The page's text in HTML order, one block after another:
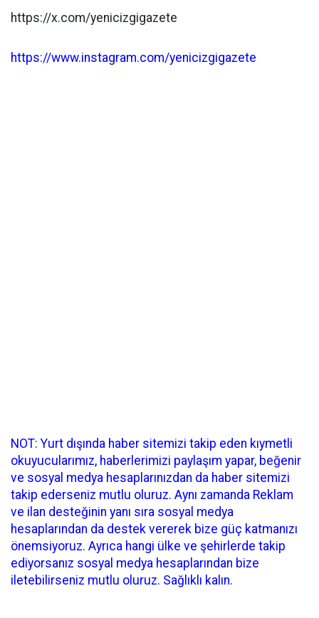
https://x.com/yenicizgigazete
https://www.instagram.com/yenicizgigazete
NOT: Yurt dışında haber sitemizi takip eden kıymetli
okuyucularımız, haberlerimizi paylaşım yapar, beğenir
ve sosyal medya hesaplarınızdan da haber sitemizi
takip ederseniz mutlu oluruz. Aynı zamanda Reklam
ve ilan desteğinin yanı sıra sosyal medya
hesaplarından da destek vererek bize güç katmanızı
önemsiyoruz. Ayrıca hangi ülke ve şehirlerde takip
ediyorsanız sosyal medya hesaplarından bize
iletebilirseniz mutlu oluruz. Sağlıklı kalın.